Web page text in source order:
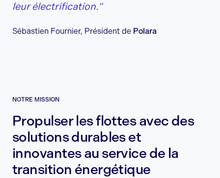
leur électrification."
Sébastien Fournier, Président de Polara
NOTRE MISSION
Propulser les flottes avec des
solutions durables et
innovantes au service de la
transition énergétique